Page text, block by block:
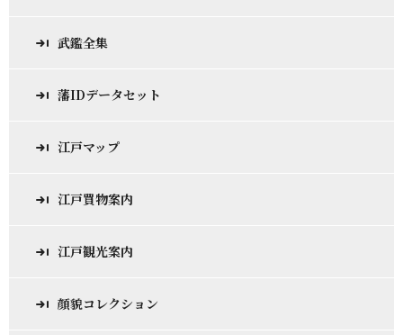
武鑑全集
藩IDデータセット
江戸マップ
江戸買物案内
江戸観光案内
顔貌コレクション